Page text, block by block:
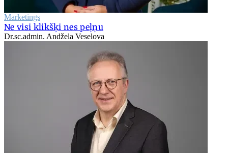
Mārketings
Ne visi klikšķi nes peļņu
Dr.sc.admin. Andžela Veselova